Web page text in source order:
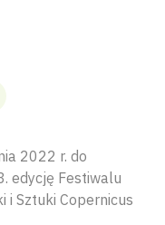
2022 r. do
edycję Festiwalu
i Sztuki Copernicus